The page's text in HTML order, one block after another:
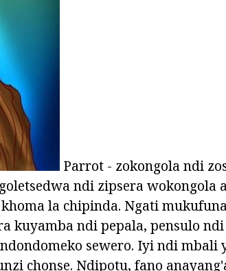
Parrot - zokongola ndi
ndi zipsera wokongola
la chipinda. Ngati
kuyamba ndi pepala, pensulo
sewero. Iyi ndi mbali
chonse. Ndipotu, fano